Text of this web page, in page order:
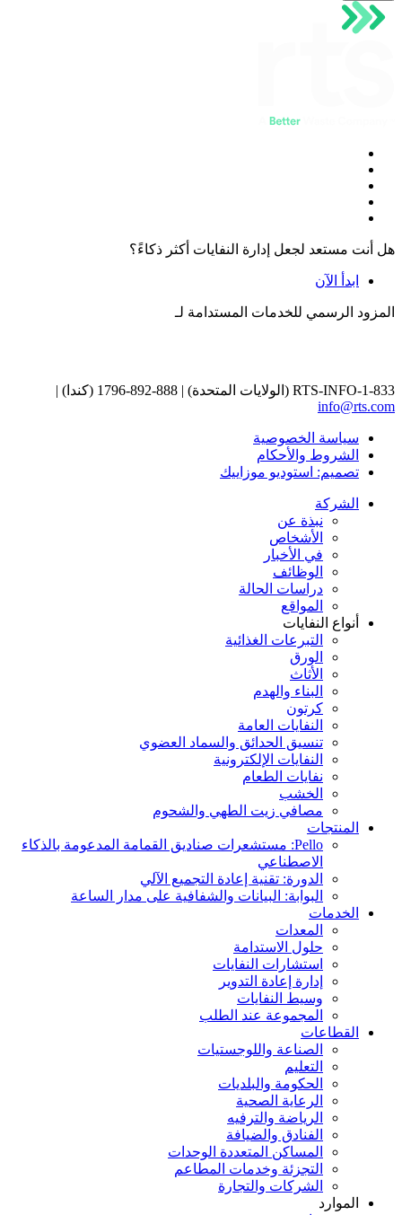
هل أنت مستعد لجعل إدارة النفايات أكثر ذكاءً؟
ابدأ الآن
المزود الرسمي للخدمات المستدامة لـ
1-833-RTS-INFO (الولايات المتحدة) | 888-892-1796 (كندا) |
info@rts.com
سياسة الخصوصية
الشروط والأحكام
تصميم: استوديو موزاييك
الشركة
نبذة عن
الأشخاص
في الأخبار
الوظائف
دراسات الحالة
المواقع
أنواع النفايات
التبرعات الغذائية
الورق
الأثاث
البناء والهدم
كرتون
النفايات العامة
تنسيق الحدائق والسماد العضوي
النفايات الإلكترونية
نفايات الطعام
الخشب
مصافي زيت الطهي والشحوم
المنتجات
Pello: مستشعرات صناديق القمامة المدعومة بالذكاء
الاصطناعي
الدورة: تقنية إعادة التجميع الآلي
البوابة: البيانات والشفافية على مدار الساعة
الخدمات
المعدات
حلول الاستدامة
استشارات النفايات
إدارة إعادة التدوير
وسيط النفايات
المجموعة عند الطلب
القطاعات
الصناعة واللوجستيات
التعليم
الحكومة والبلديات
الرعاية الصحية
الرياضة والترفيه
الفنادق والضيافة
المساكن المتعددة الوحدات
التجزئة وخدمات المطاعم
الشركات والتجارة
الموارد